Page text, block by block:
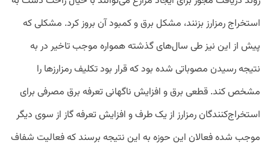
استخراج رمزارز بزنند، مشکل برق و کمبود آن بروز کرد. مشکلی که
پیش از این نیز طی سال‌های گذشته همواره موجب تاخیر در به
نتیجه رسیدن مصوباتی شده بود که قرار بود تکلیف رمزارزها را
مشخص کند. قطعی برق و افزایش ناگهانی تعرفه برق مصرفی برای
استخراج‌کنندگان رمزارز از یک طرف و افزایش تعرفه گاز از سوی دیگر
موجب شده فعالان این حوزه به این نتیجه برسند که فعالیت شفاف